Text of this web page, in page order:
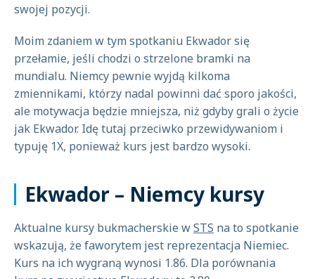
swojej pozycji.
Moim zdaniem w tym spotkaniu Ekwador się
przełamie, jeśli chodzi o strzelone bramki na
mundialu. Niemcy pewnie wyjdą kilkoma
zmiennikami, którzy nadal powinni dać sporo jakości,
ale motywacja będzie mniejsza, niż gdyby grali o życie
jak Ekwador. Idę tutaj przeciwko przewidywaniom i
typuję 1X, ponieważ kurs jest bardzo wysoki.
Ekwador – Niemcy kursy
Aktualne kursy bukmacherskie wSTS na to spotkanie
wskazują, że faworytem jest reprezentacja Niemiec.
Kurs na ich wygraną wynosi 1.86. Dla porównania